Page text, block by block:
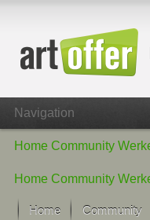
Navigation
Home Community
Home Community
Home Community